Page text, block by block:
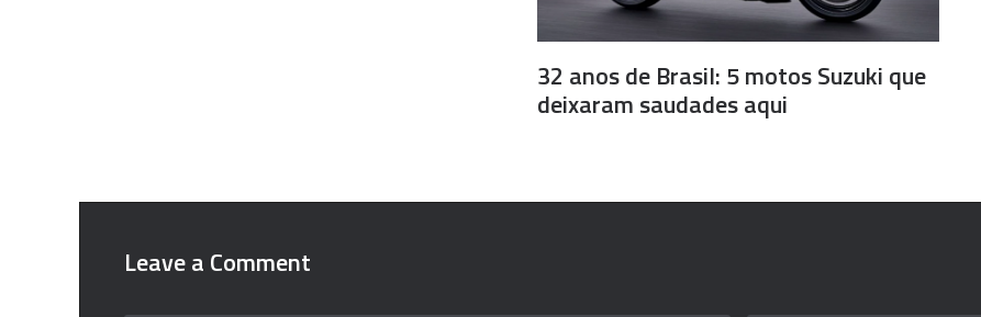
32 anos de Brasil: 5 motos Suzuki que
deixaram saudades aqui
Leave a Comment